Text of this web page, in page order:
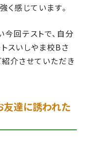
く感じています。
回テストで、自分
スいしやま校Bさ
介させていただき
友達に誘われた